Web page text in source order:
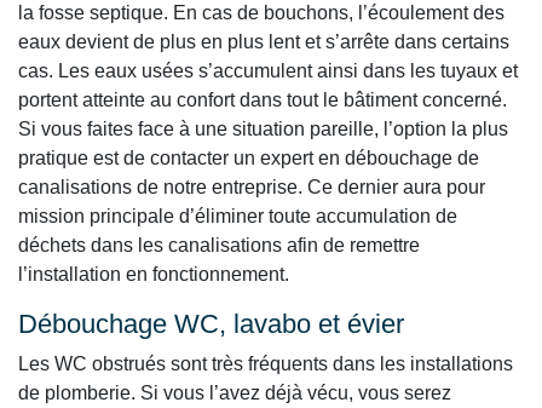
la fosse septique. En cas de bouchons, l’écoulement des
eaux devient de plus en plus lent et s’arrête dans certains
cas. Les eaux usées s’accumulent ainsi dans les tuyaux et
portent atteinte au confort dans tout le bâtiment concerné.
Si vous faites face à une situation pareille, l’option la plus
pratique est de contacter un expert en débouchage de
canalisations de notre entreprise. Ce dernier aura pour
mission principale d’éliminer toute accumulation de
déchets dans les canalisations afin de remettre
l’installation en fonctionnement.
Débouchage WC, lavabo et évier
Les WC obstrués sont très fréquents dans les installations
de plomberie. Si vous l’avez déjà vécu, vous serez